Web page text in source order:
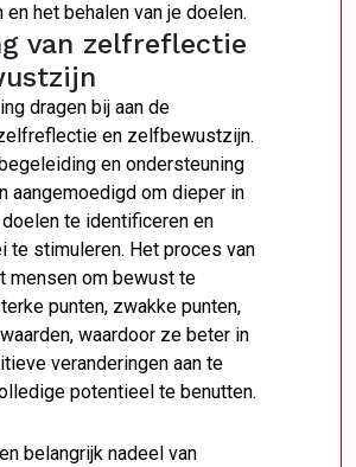
het behalen van je doelen.
van zelfreflectie
dragen bij aan de
en zelfbewustzijn.
en ondersteuning
aangemoedigd om dieper in
te identificeren en
te stimuleren. Het proces van
mensen om bewust te
punten, zwakke punten,
waardoor ze beter in
veranderingen aan te
potentieel te benutten.
belangrijk nadeel van